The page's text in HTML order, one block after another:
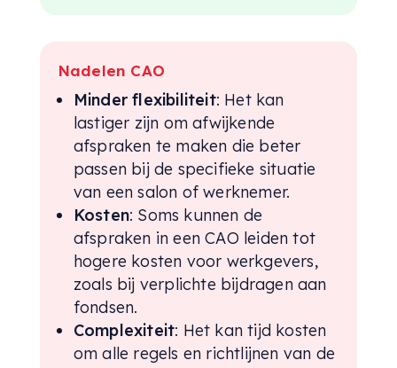
Nadelen CAO
Minder flexibiliteit: Het kan
lastiger zijn om afwijkende
afspraken te maken die beter
passen bij de specifieke situatie
van een salon of werknemer.
Kosten: Soms kunnen de
afspraken in een CAO leiden tot
hogere kosten voor werkgevers,
zoals bij verplichte bijdragen aan
fondsen.
Complexiteit: Het kan tijd kosten
om alle regels en richtlijnen van de